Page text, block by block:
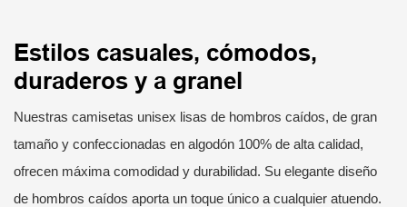
Estilos casuales, cómodos,
duraderos y a granel
Nuestras camisetas unisex lisas de hombros caídos, de gran
tamaño y confeccionadas en algodón 100% de alta calidad,
ofrecen máxima comodidad y durabilidad. Su elegante diseño
de hombros caídos aporta un toque único a cualquier atuendo.